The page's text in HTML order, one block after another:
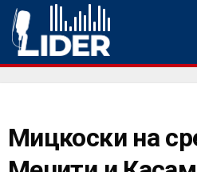
Мицкоски на